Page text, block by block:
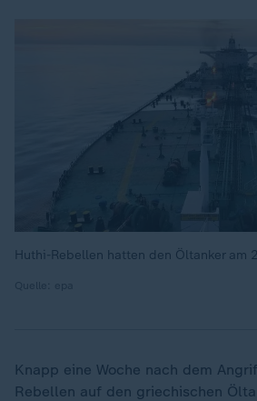
Huthi-Rebellen hatten den Öltanker am
Knapp eine Woche nach dem
Rebellen auf den griechischen